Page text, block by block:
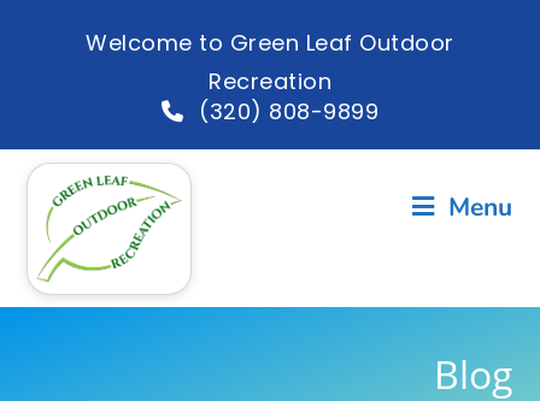
Welcome to Green Leaf Outdoor
Recreation
(320) 808-9899
Menu
Blog